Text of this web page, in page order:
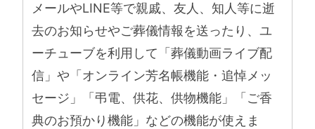
メールやLINE等で親戚、友人、知人等に逝
去のお知らせやご葬儀情報を送ったり、ユ
ーチューブを利用して「葬儀動画ライブ配
信」や「オンライン芳名帳機能・追悼メッ
セージ」「弔電、供花、供物機能」「ご香
典のお預かり機能」などの機能が使えま